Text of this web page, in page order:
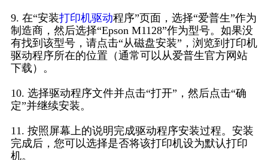
9. 在“安装打印机驱动程序”页面，选择“爱普生”作为
制造商，然后选择“Epson M1128”作为型号。如果没
有找到该型号，请点击“从磁盘安装”，浏览到打印机
驱动程序所在的位置（通常可以从爱普生官方网站
下载）。
10. 选择驱动程序文件并点击“打开”，然后点击“确
定”并继续安装。
11. 按照屏幕上的说明完成驱动程序安装过程。安装
完成后，您可以选择是否将该打印机设为默认打印
机。